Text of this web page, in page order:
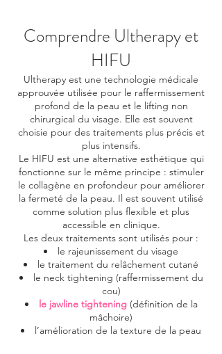
Comprendre Ultherapy et
HIFU
Ultherapy est une technologie médicale
approuvée utilisée pour le raffermissement
profond de la peau et le lifting non
chirurgical du visage. Elle est souvent
choisie pour des traitements plus précis et
plus intensifs.
Le HIFU est une alternative esthétique qui
fonctionne sur le même principe : stimuler
le collagène en profondeur pour améliorer
la fermeté de la peau. Il est souvent utilisé
comme solution plus flexible et plus
accessible en clinique.
Les deux traitements sont utilisés pour :
le rajeunissement du visage
le traitement du relâchement cutané
le neck tightening (raffermissement du
cou)
le jawline tightening(définition de la
mâchoire)
l’amélioration de la texture de la peau